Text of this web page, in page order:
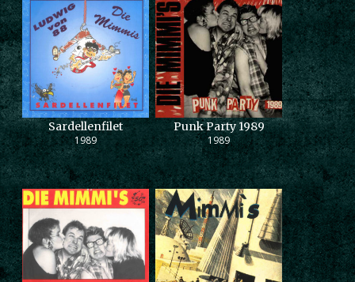
Sardellenfilet
1989
Punk Party 1989
1989